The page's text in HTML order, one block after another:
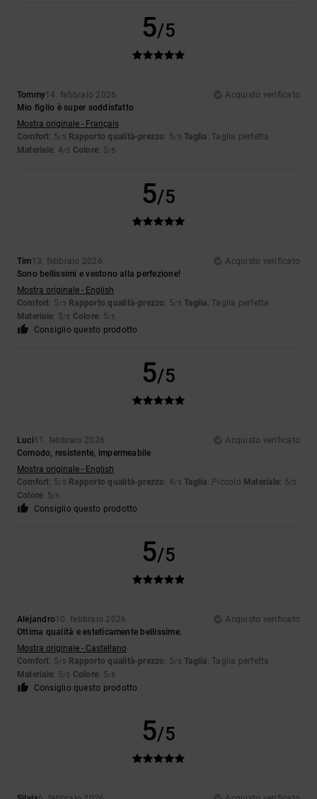
5/5
Tommy14. febbraio 2026
Acquisto verificato
Mio figlio è super soddisfatto
Mostra originale - Français
Comfort: 5/5 Rapporto qualità-prezzo : 5/5 Taglia: Taglia perfetta
Materiale: 4/5 Colore: 5/5
5/5
Tim13. febbraio 2026
Acquisto verificato
Sono bellissimi e vestono alla perfezione!
Mostra originale - English
Comfort: 5/5 Rapporto qualità-prezzo : 5/5 Taglia: Taglia perfetta
Materiale: 5/5 Colore: 5/5
Consiglio questo prodotto
5/5
Luci11. febbraio 2026
Acquisto verificato
Comodo, resistente, impermeabile
Mostra originale - English
Comfort: 5/5 Rapporto qualità-prezzo : 4/5 Taglia: Piccolo Materiale: 5/5
Colore: 5/5
Consiglio questo prodotto
5/5
Alejandro10. febbraio 2026
Acquisto verificato
Ottima qualità e esteticamente bellissime.
Mostra originale - Castellano
Comfort: 5/5 Rapporto qualità-prezzo : 5/5 Taglia: Taglia perfetta
Materiale: 5/5 Colore: 5/5
Consiglio questo prodotto
5/5